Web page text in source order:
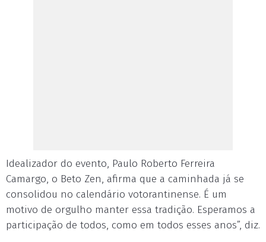
Idealizador do evento, Paulo Roberto Ferreira
Camargo, o Beto Zen, afirma que a caminhada já se
consolidou no calendário votorantinense. É um
motivo de orgulho manter essa tradição. Esperamos a
participação de todos, como em todos esses anos”, diz.